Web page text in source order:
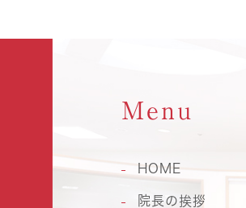
Menu
HOME
院長の挨拶